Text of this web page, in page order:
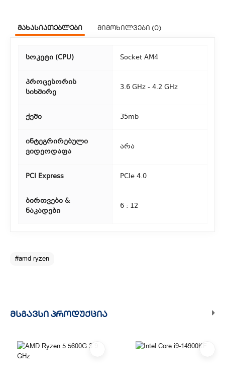
თბილისის მასშტაბით.
აიღოთ თქვენი შეკვეთა ჩვენი ფილიალიდან.
რეგიონებიდან შეკვეთებისთვის ხელმისაწვდომია საფოსტო
ადგილმდებარეობაზე.
მახასიათებლები მიმოხილვები (0)
სოკეტი (CPU) Socket AM4
პროცესორის
სიხშირე
3.6 GHz - 4.2 GHz
ქეში 35mb
ინტეგრირებული
ვიდეოდაფა
არა
PCI Express PCIe 4.0
ბირთვები &
ნაკადები
6 : 12
#amd ryzen
ᲛᲡᲒᲐᲕᲡᲘ ᲞᲠᲝᲓᲣᲥᲪᲘᲐ